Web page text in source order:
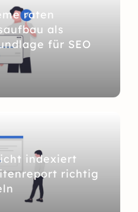
raten
als
für SEO
indexiert
richtig